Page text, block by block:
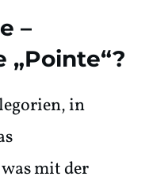
–
„Pointe“?
in
mit der